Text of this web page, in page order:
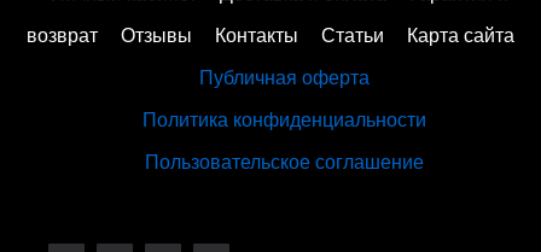
возврат Отзывы Контакты Статьи Карта сайта
Публичная оферта
Политика конфиденциальности
Пользовательское соглашение